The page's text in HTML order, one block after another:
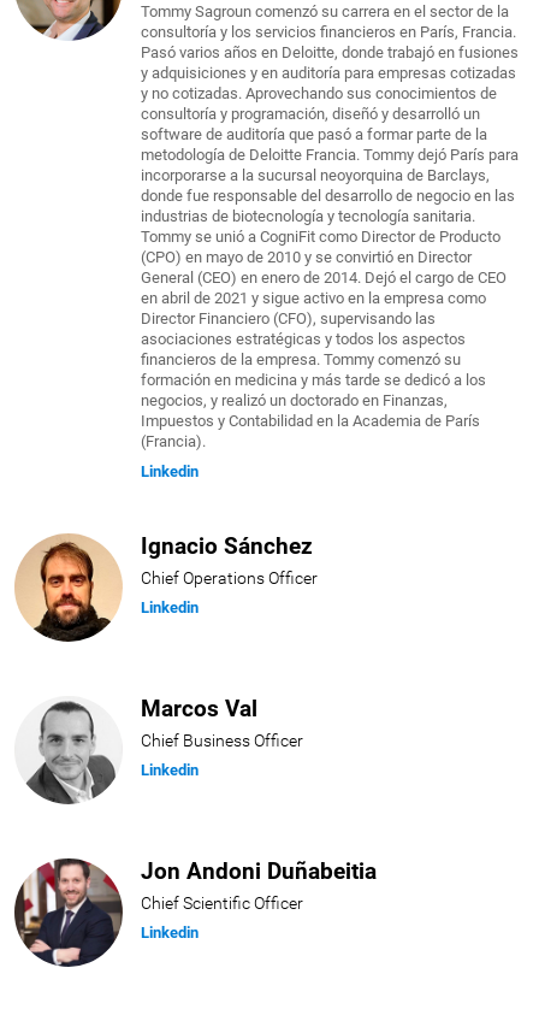
Tommy Sagroun comenzó su carrera en el sector de la
consultoría y los servicios financieros en París, Francia.
Pasó varios años en Deloitte, donde trabajó en fusiones
y adquisiciones y en auditoría para empresas cotizadas
y no cotizadas. Aprovechando sus conocimientos de
consultoría y programación, diseñó y desarrolló un
software de auditoría que pasó a formar parte de la
metodología de Deloitte Francia. Tommy dejó París para
incorporarse a la sucursal neoyorquina de Barclays,
donde fue responsable del desarrollo de negocio en las
industrias de biotecnología y tecnología sanitaria.
Tommy se unió a CogniFit como Director de Producto
(CPO) en mayo de 2010 y se convirtió en Director
General (CEO) en enero de 2014. Dejó el cargo de CEO
en abril de 2021 y sigue activo en la empresa como
Director Financiero (CFO), supervisando las
asociaciones estratégicas y todos los aspectos
financieros de la empresa. Tommy comenzó su
formación en medicina y más tarde se dedicó a los
negocios, y realizó un doctorado en Finanzas,
Impuestos y Contabilidad en la Academia de París
(Francia).
Linkedin
Ignacio Sánchez
Chief Operations Officer
Linkedin
Marcos Val
Chief Business Officer
Linkedin
Jon Andoni Duñabeitia
Chief Scientific Officer
Linkedin